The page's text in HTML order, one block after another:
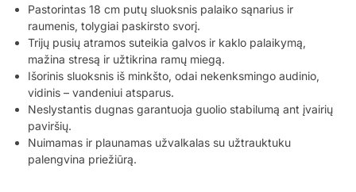
Pastorintas 18 cm putų sluoksnis palaiko sąnarius ir
raumenis, tolygiai paskirsto svorį.
Trijų pusių atramos suteikia galvos ir kaklo palaikymą,
mažina stresą ir užtikrina ramų miegą.
Išorinis sluoksnis iš minkšto, odai nekenksmingo audinio,
vidinis – vandeniui atsparus.
Neslystantis dugnas garantuoja guolio stabilumą ant įvairių
paviršių.
Nuimamas ir plaunamas užvalkalas su užtrauktuku
palengvina priežiūrą.